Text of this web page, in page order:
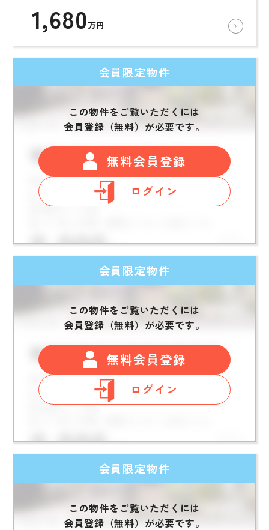
1,680万円
会員限定物件
この物件をご覧いただくには
会員登録（無料）が必要です。
無料会員登録
ログイン
会員限定物件
この物件をご覧いただくには
会員登録（無料）が必要です。
無料会員登録
ログイン
会員限定物件
この物件をご覧いただくには
会員登録（無料）が必要です。